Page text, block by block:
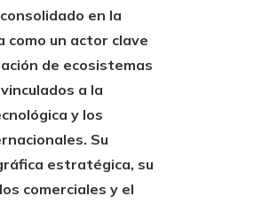
en la
como un actor clave
de ecosistemas
a la
y los
Su
estratégica, su
comerciales y el